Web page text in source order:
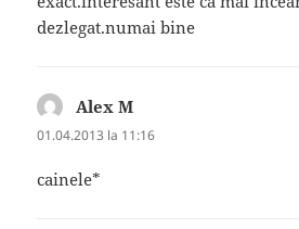
dezlegat.numai bine
Alex M
01.04.2013 la 11:16
cainele*